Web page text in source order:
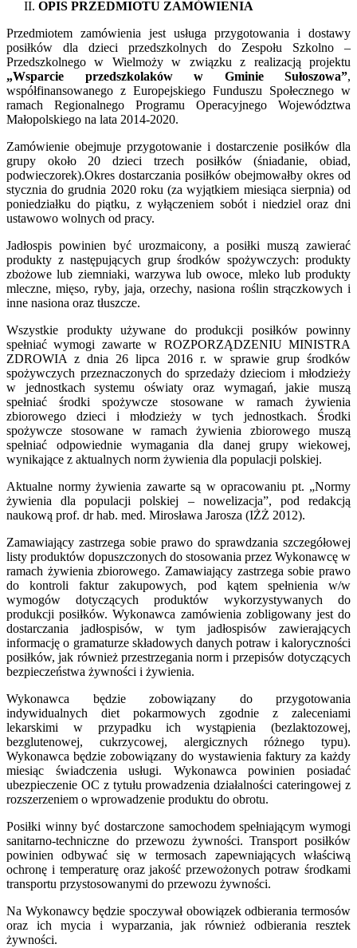
OPIS PRZEDMIOTU ZAMÓWIENIA
Przedmiotem zamówienia jest usługa przygotowania i dostawy
posiłków dla dzieci przedszkolnych do Zespołu Szkolno –
Przedszkolnego w Wielmoży w związku z realizacją projektu
„Wsparcie przedszkolaków w Gminie Sułoszowa”,
współfinansowanego z Europejskiego Funduszu Społecznego w
ramach Regionalnego Programu Operacyjnego Województwa
Małopolskiego na lata 2014-2020.
Zamówienie obejmuje przygotowanie i dostarczenie posiłków dla
grupy około 20 dzieci trzech posiłków (śniadanie, obiad,
podwieczorek).Okres dostarczania posiłków obejmowałby okres od
stycznia do grudnia 2020 roku (za wyjątkiem miesiąca sierpnia) od
poniedziałku do piątku, z wyłączeniem sobót i niedziel oraz dni
ustawowo wolnych od pracy.
Jadłospis powinien być urozmaicony, a posiłki muszą zawierać
produkty z następujących grup środków spożywczych: produkty
zbożowe lub ziemniaki, warzywa lub owoce, mleko lub produkty
mleczne, mięso, ryby, jaja, orzechy, nasiona roślin strączkowych i
inne nasiona oraz tłuszcze.
Wszystkie produkty używane do produkcji posiłków powinny
spełniać wymogi zawarte w ROZPORZĄDZENIU MINISTRA
ZDROWIA z dnia 26 lipca 2016 r. w sprawie grup środków
spożywczych przeznaczonych do sprzedaży dzieciom i młodzieży
w jednostkach systemu oświaty oraz wymagań, jakie muszą
spełniać środki spożywcze stosowane w ramach żywienia
zbiorowego dzieci i młodzieży w tych jednostkach. Środki
spożywcze stosowane w ramach żywienia zbiorowego muszą
spełniać odpowiednie wymagania dla danej grupy wiekowej,
wynikające z aktualnych norm żywienia dla populacji polskiej.
Aktualne normy żywienia zawarte są w opracowaniu pt. „Normy
żywienia dla populacji polskiej – nowelizacja”, pod redakcją
naukową prof. dr hab. med. Mirosława Jarosza (IŻŻ 2012).
Zamawiający zastrzega sobie prawo do sprawdzania szczegółowej
listy produktów dopuszczonych do stosowania przez Wykonawcę w
ramach żywienia zbiorowego. Zamawiający zastrzega sobie prawo
do kontroli faktur zakupowych, pod kątem spełnienia w/w
wymogów dotyczących produktów wykorzystywanych do
produkcji posiłków. Wykonawca zamówienia zobligowany jest do
dostarczania jadłospisów, w tym jadłospisów zawierających
informację o gramaturze składowych danych potraw i kaloryczności
posiłków, jak również przestrzegania norm i przepisów dotyczących
bezpieczeństwa żywności i żywienia.
Wykonawca będzie zobowiązany do przygotowania
indywidualnych diet pokarmowych zgodnie z zaleceniami
lekarskimi w przypadku ich wystąpienia (bezlaktozowej,
bezglutenowej, cukrzycowej, alergicznych różnego typu).
Wykonawca będzie zobowiązany do wystawienia faktury za każdy
miesiąc świadczenia usługi. Wykonawca powinien posiadać
ubezpieczenie OC z tytułu prowadzenia działalności cateringowej z
rozszerzeniem o wprowadzenie produktu do obrotu.
Posiłki winny być dostarczone samochodem spełniającym wymogi
sanitarno-techniczne do przewozu żywności. Transport posiłków
powinien odbywać się w termosach zapewniających właściwą
ochronę i temperaturę oraz jakość przewożonych potraw środkami
transportu przystosowanymi do przewozu żywności.
Na Wykonawcy będzie spoczywał obowiązek odbierania termosów
oraz ich mycia i wyparzania, jak również odbierania resztek
żywności.